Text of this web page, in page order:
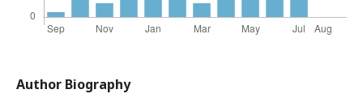
Author Biography